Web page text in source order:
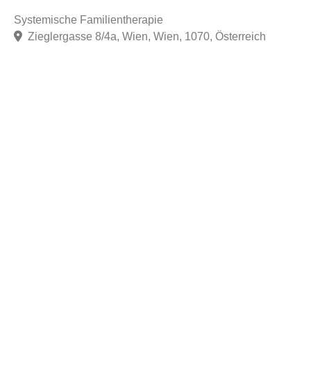
Systemische Familientherapie
Zieglergasse 8/4a, Wien, Wien, 1070, Österreich